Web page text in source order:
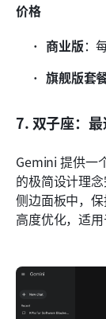
价格
商业版：
旗舰版套
7. 双子座：
Gemini 提供一
的极简设计理
侧边面板中，
高度优化，适